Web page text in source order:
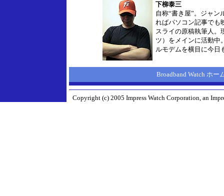
下柳泰三
自称“書き屋”。ジャン
ればパソコン記事でも
スライの原稿執筆人。
ツ）をメインに活動中
ルモデムを横目に今日
Broadband Watch ホー
Copyright (c) 2005 Impress Watch Corporation, an